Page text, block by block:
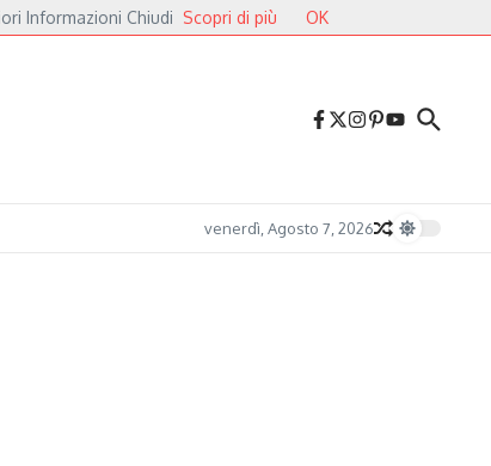
Cavalieri Druga Godba 2026, il gran finale: dalla poesia del folk alle
venerdì, Agosto 7, 2026
Informazioni Chiudi Scopri di più OK